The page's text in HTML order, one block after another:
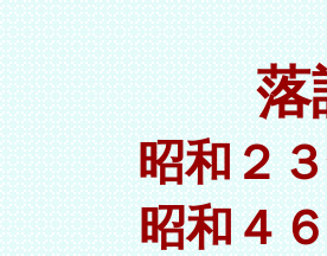
落
昭和２
昭和４